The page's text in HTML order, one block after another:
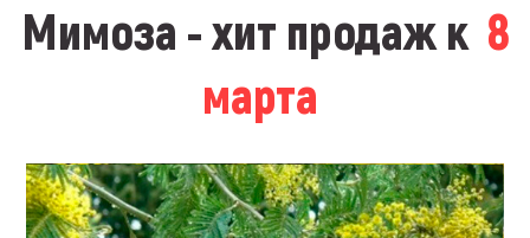
Мимоза - хит продаж к 8
марта